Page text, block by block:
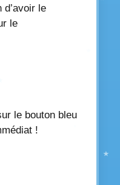
le
le
le bouton bleu
!